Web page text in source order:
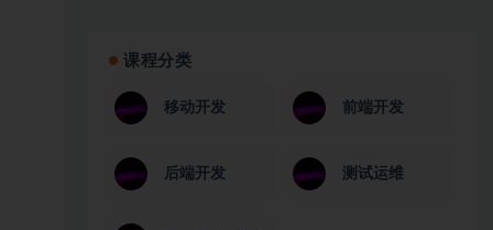
课程分类
移动开发 前端开发
后端开发 测试运维